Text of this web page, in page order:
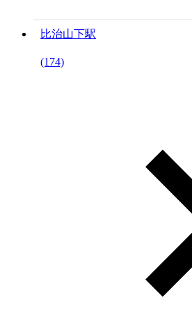
比治山下駅
(174)